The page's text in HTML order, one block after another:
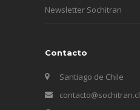
Newsletter Sochitran
Contacto
Santiago de Chile
contacto@sochitran.cl